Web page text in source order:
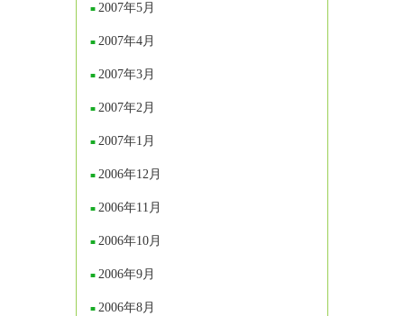
2007年5月
2007年4月
2007年3月
2007年2月
2007年1月
2006年12月
2006年11月
2006年10月
2006年9月
2006年8月